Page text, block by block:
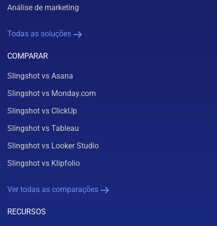
Análise de marketing
Todas as soluções
COMPARAR
Slingshot vs Asana
Slingshot vs Monday.com
Slingshot vs ClickUp
Slingshot vs Tableau
Slingshot vs Looker Studio
Slingshot vs Klipfolio
Ver todas as comparações
RECURSOS